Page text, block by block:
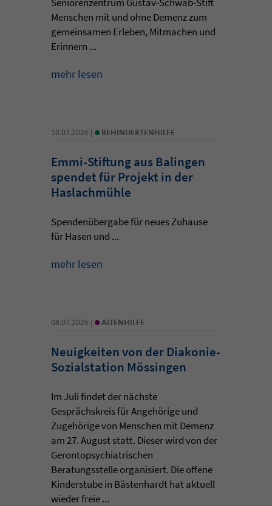
Menschen mit und ohne Demenz zum
gemeinsamen Erleben, Mitmachen und
Erinnern ...
mehr lesen
10.07.2026 | • BEHINDERTENHILFE
Emmi-Stiftung aus Balingen
spendet für Projekt in der
Haslachmühle
Spendenübergabe für neues Zuhause
für Hasen und ...
mehr lesen
08.07.2026 | • ALTENHILFE
Neuigkeiten von der Diakonie-
Sozialstation Mössingen
Im Juli findet der nächste
Gesprächskreis für Angehörige und
Zugehörige von Menschen mit Demenz
am 27. August statt. Dieser wird von der
Gerontopsychiatrischen
Beratungsstelle organisiert. Die offene
Kinderstube in Bästenhardt hat aktuell
wieder freie ...